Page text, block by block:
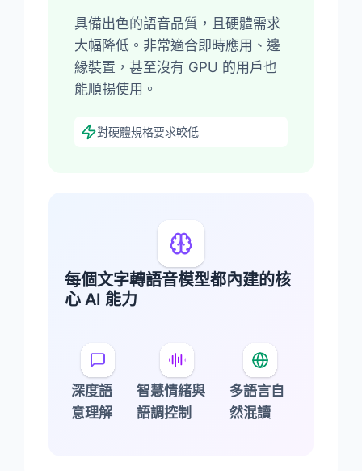
具備出色的語音品質，且硬體需求
大幅降低。非常適合即時應用、邊
緣裝置，甚至沒有 GPU 的用戶也
能順暢使用。
對硬體規格要求較低
每個文字轉語音模型都內建的核
心 AI 能力
深度語
意理解
智慧情緒與
語調控制
多語言自
然混讀